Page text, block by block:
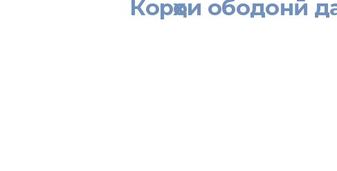
Корҳои ободонӣ